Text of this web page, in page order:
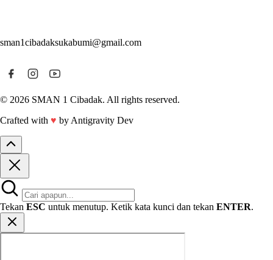
sman1cibadaksukabumi@gmail.com
© 2026 SMAN 1 Cibadak. All rights reserved.
Crafted with ♥ by Antigravity Dev
Tekan ESC untuk menutup. Ketik kata kunci dan tekan ENTER.